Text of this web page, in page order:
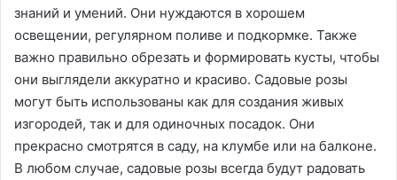
знаний и умений. Они нуждаются в хорошем
освещении, регулярном поливе и подкормке. Также
важно правильно обрезать и формировать кусты, чтобы
они выглядели аккуратно и красиво. Садовые розы
могут быть использованы как для создания живых
изгородей, так и для одиночных посадок. Они
прекрасно смотрятся в саду, на клумбе или на балконе.
В любом случае, садовые розы всегда будут радовать